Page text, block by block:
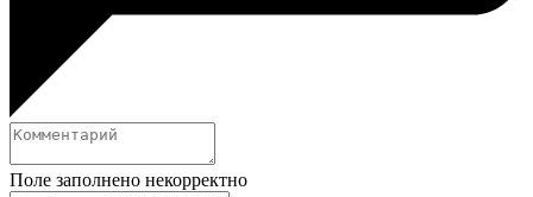
Поле заполнено некорректно